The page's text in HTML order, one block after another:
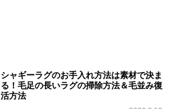
シャギーラグのお手入れ方法は素材で決ま
る！毛足の長いラグの掃除方法＆毛並み復
活方法